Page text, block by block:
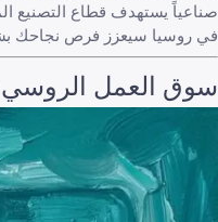
صناعياً يستهدف قطاع التصنيع
في روسيا سيعزز فرص نجاحك
سوق العمل الروسي في عام 2026: